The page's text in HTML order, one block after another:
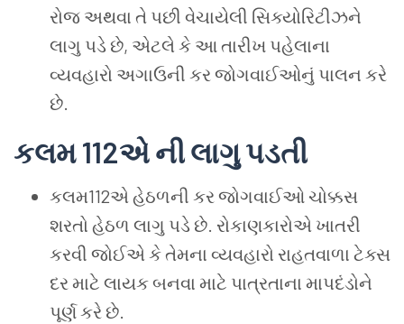
રોજ અથવા તે પછી વેચાયેલી સિક્યોરિટીઝને
લાગુ પડે છે, એટલે કે આ તારીખ પહેલાના
વ્યવહારો અગાઉની કર જોગવાઈઓનું પાલન કરે
છે.
કલમ112એનીલાગુપડતી
કલમ112એ હેઠળની કર જોગવાઈઓ ચોક્કસ
શરતો હેઠળ લાગુ પડે છે. રોકાણકારોએ ખાતરી
કરવી જોઈએ કે તેમના વ્યવહારો રાહતવાળા ટેક્સ
દર માટે લાયક બનવા માટે પાત્રતાના માપદંડોને
પૂર્ણ કરે છે.